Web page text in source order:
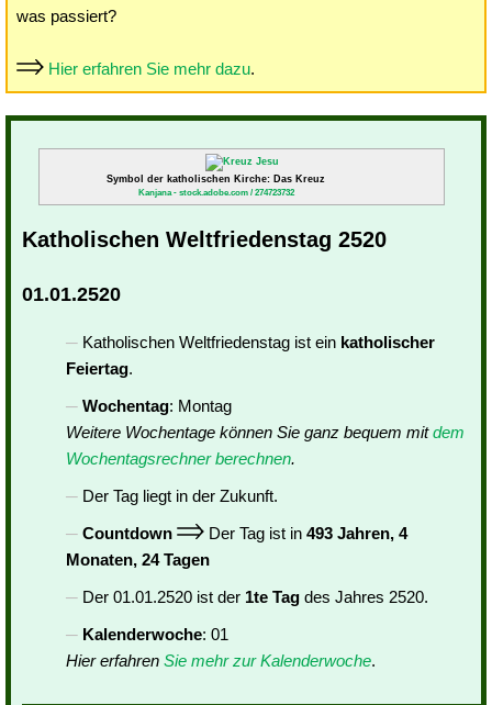
was passiert?
Hier erfahren Sie mehr dazu.
Symbol der katholischen Kirche: Das Kreuz
Kanjana - stock.adobe.com / 274723732
Katholischen Weltfriedenstag 2520
01.01.2520
Katholischen Weltfriedenstag ist ein katholischer
Feiertag.
Wochentag: Montag
Weitere Wochentage können Sie ganz bequem mitdem
Wochentagsrechner berechnen.
Der Tag liegt in der Zukunft.
Countdown
Der Tag ist in 493 Jahren, 4
Monaten, 24 Tagen
Der 01.01.2520 ist der 1te Tag des Jahres 2520.
Kalenderwoche: 01
Hier erfahren Sie mehr zur Kalenderwoche.